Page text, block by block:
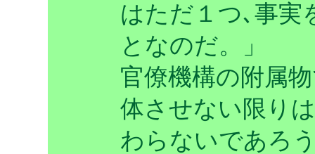
はただ１つ､事実
となのだ。」
官僚機構の附属
体させない限り
わらないであろ